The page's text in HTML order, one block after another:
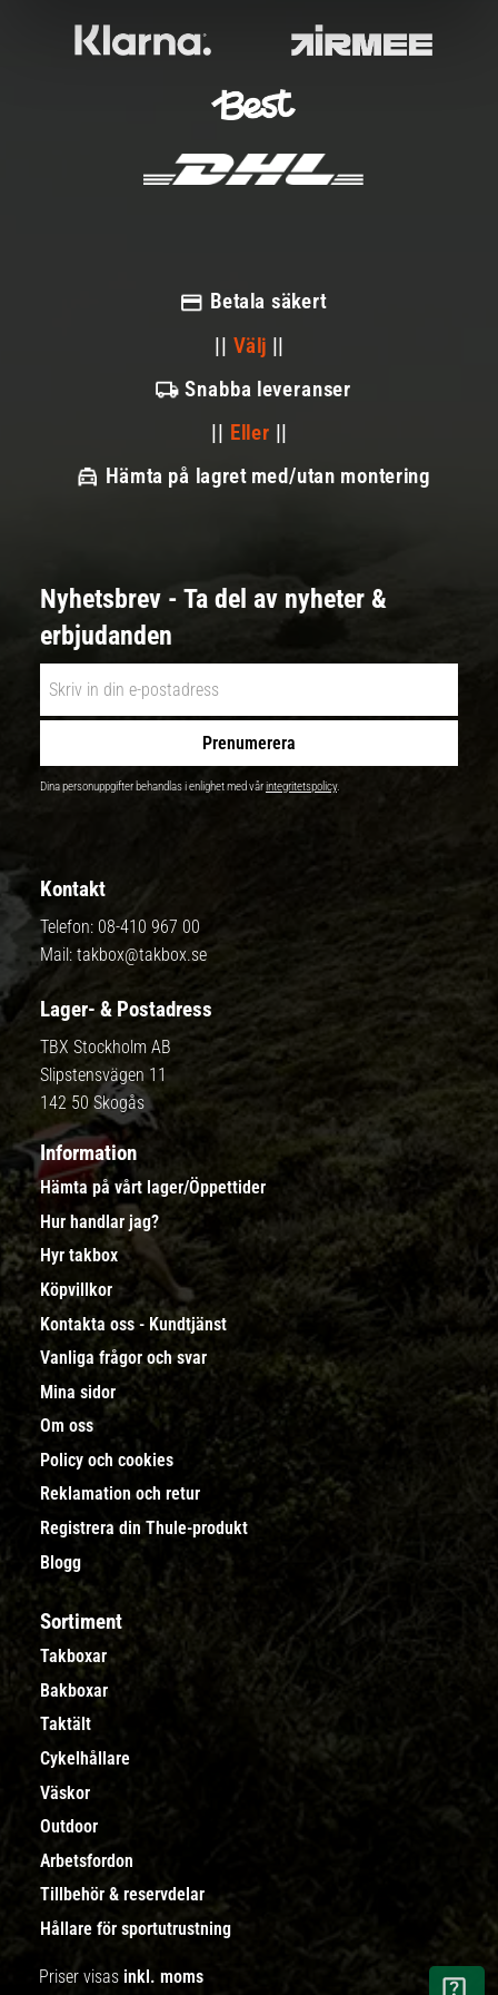
Betala säkert
|| Välj ||
Snabba leveranser
|| Eller ||
Hämta på lagret med/utan montering
Nyhetsbrev - Ta del av nyheter &
erbjudanden
Prenumerera
Dina personuppgifter behandlas i enlighet med vårintegritetspolicy.
Kontakt
Telefon: 08-410 967 00
Mail: takbox@takbox.se
Lager- & Postadress
TBX Stockholm AB
Slipstensvägen 11
142 50 Skogås
Information
Hämta på vårt lager/Öppettider
Hur handlar jag?
Hyr takbox
Köpvillkor
Kontakta oss - Kundtjänst
Vanliga frågor och svar
Mina sidor
Om oss
Policy och cookies
Reklamation och retur
Registrera din Thule-produkt
Blogg
Sortiment
Takboxar
Bakboxar
Taktält
Cykelhållare
Väskor
Outdoor
Arbetsfordon
Tillbehör & reservdelar
Hållare för sportutrustning
Priser visas inkl. moms